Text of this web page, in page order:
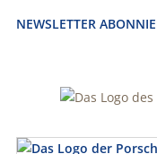
NEWSLETTER